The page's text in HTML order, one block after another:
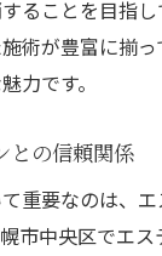
ることを目指
術が豊富に揃
力です。
との信頼関係
重要なのは、
市中央区でエ